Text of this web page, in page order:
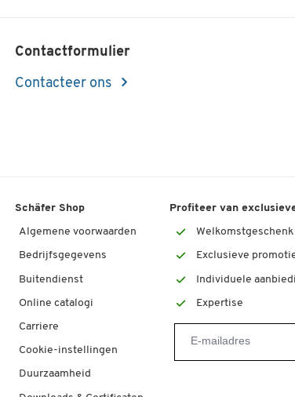
Contactformulier
Contacteer ons
Schäfer Shop
Algemene voorwaarden
Bedrijfsgegevens
Buitendienst
Online catalogi
Carriere
Cookie-instellingen
Duurzaamheid
Profiteer van
Welkomstgeschenk
Exclusieve
Individuele
Expertise